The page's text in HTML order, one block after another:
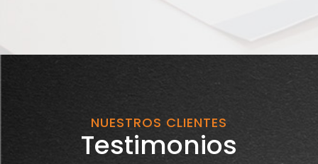
NUESTROS CLIENTES
Testimonios